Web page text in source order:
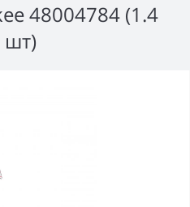
48004784 (1.4
шт)